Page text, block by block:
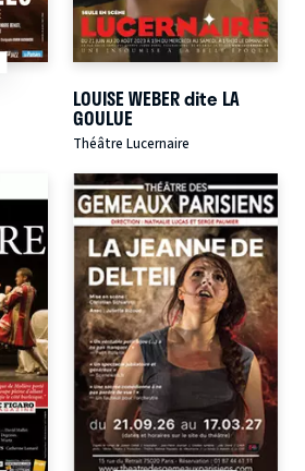
LOUISE WEBER dite LA
GOULUE
Théâtre Lucernaire